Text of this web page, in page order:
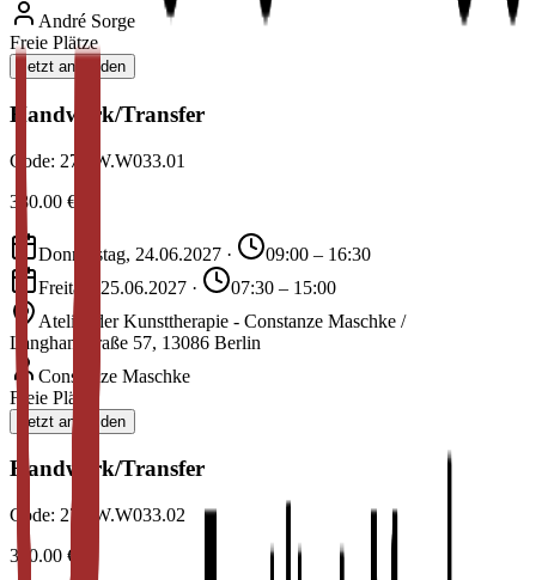
André Sorge
Freie Plätze
Jetzt anmelden
Handwerk/Transfer
Code: 27.2W.W033.01
380.00 €
Donnerstag, 24.06.2027 ·
09:00 – 16:30
Freitag, 25.06.2027 ·
07:30 – 15:00
Atelier der Kunsttherapie - Constanze Maschke /
Langhansstraße 57, 13086 Berlin
Constanze Maschke
Freie Plätze
Jetzt anmelden
Handwerk/Transfer
Code: 27.2W.W033.02
380.00 €